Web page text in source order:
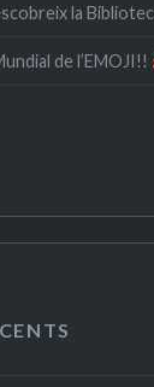
la
de l’EMOJI!!